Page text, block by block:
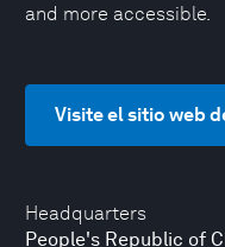
Headquarters
People's Republic of
and more accessible.
Visite el sitio web